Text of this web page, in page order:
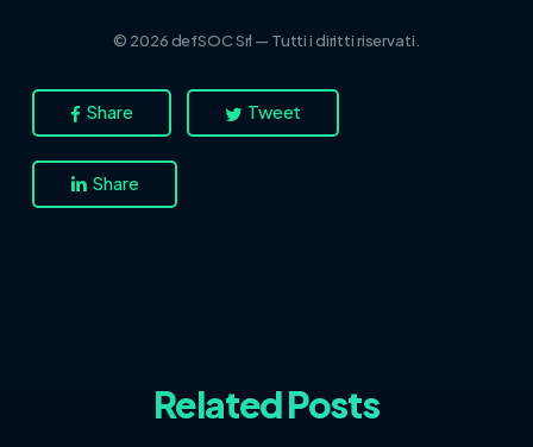
© 2026 defSOC Srl — Tutti i diritti riservati.
Share Tweet
Share
Related Posts